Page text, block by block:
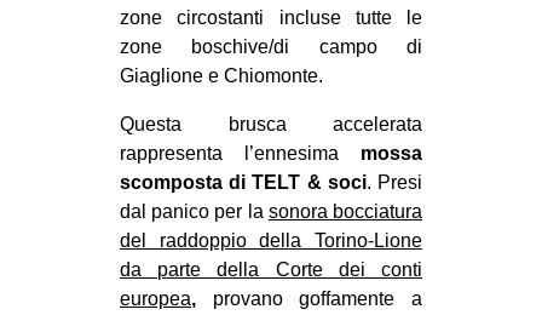
zone circostanti incluse tutte le
zone boschive/di campo di
Giaglione e Chiomonte.
Questa brusca accelerata
rappresenta l’ennesima mossa
scomposta di TELT & soci. Presi
dal panico per la sonora bocciatura
del raddoppio della Torino-Lione
da parte della Corte dei conti
europea, provano goffamente a